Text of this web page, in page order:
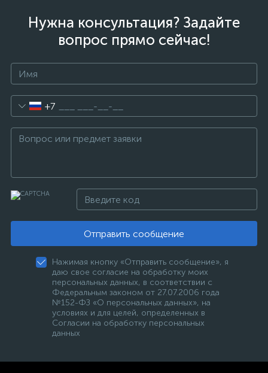
Нужна консультация? Задайте
вопрос прямо сейчас!
+7
Отправить сообщение
Нажимая кнопку «Отправить сообщение», я
даю свое согласие на обработку моих
персональных данных, в соответствии с
Федеральным законом от 27.07.2006 года
№152-ФЗ «О персональных данных», на
условиях и для целей, определенных в
Согласии на обработку персональных
данных